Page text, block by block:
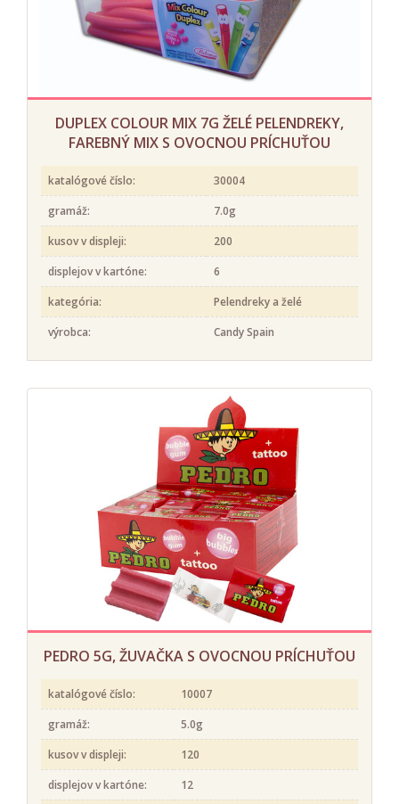
DUPLEX COLOUR MIX 7G ŽELÉ PELENDREKY,
FAREBNÝ MIX S OVOCNOU PRÍCHUŤOU
katalógové číslo:
30004
gramáž:
7.0g
kusov v displeji:
200
displejov v kartóne:
6
kategória:
Pelendreky a želé
výrobca:
Candy Spain
PEDRO 5G, ŽUVAČKA S OVOCNOU PRÍCHUŤOU
katalógové číslo:
10007
gramáž:
5.0g
kusov v displeji:
120
displejov v kartóne:
12